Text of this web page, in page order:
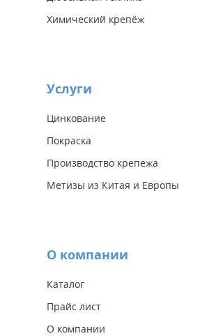
Химический крепёж
Услуги
Цинкование
Покраска
Производство крепежа
Метизы из Китая и Европы
О компании
Каталог
Прайс лист
О компании